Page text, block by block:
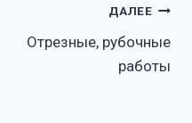
ДАЛЕЕ
Отрезные, рубочные
работы